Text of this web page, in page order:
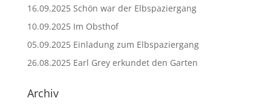
16.09.2025 Schön war der Elbspaziergang
10.09.2025 Im Obsthof
05.09.2025 Einladung zum Elbspaziergang
26.08.2025 Earl Grey erkundet den Garten
Archiv